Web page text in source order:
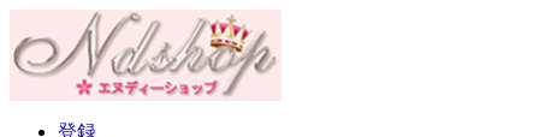
登録